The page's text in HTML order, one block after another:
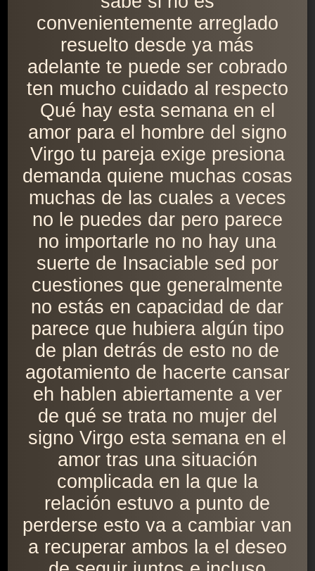
convenientemente arreglado
resuelto desde ya más
adelante te puede ser cobrado
ten mucho cuidado al respecto
Qué hay esta semana en el
amor para el hombre del signo
Virgo tu pareja exige presiona
demanda quiene muchas cosas
muchas de las cuales a veces
no le puedes dar pero parece
no importarle no no hay una
suerte de Insaciable sed por
cuestiones que generalmente
no estás en capacidad de dar
parece que hubiera algún tipo
de plan detrás de esto no de
agotamiento de hacerte cansar
eh hablen abiertamente a ver
de qué se trata no mujer del
signo Virgo esta semana en el
amor tras una situación
complicada en la que la
relación estuvo a punto de
perderse esto va a cambiar van
a recuperar ambos la el deseo